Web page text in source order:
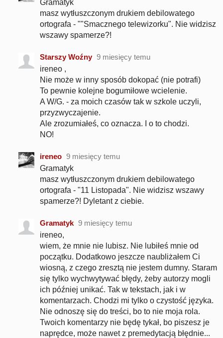
Gramatyk
masz wytłuszczonym drukiem debilowatego
ortografa - ""Smacznego telewizorku". Nie widzisz
wszawy spamerze?!
Starszy Woźny 9 miesięcy temu
ireneo ,
Nie może w inny sposób dokopać (nie potrafi)
To pewnie kolejne bogumiłowe wcielenie.
A W/G. - za moich czasów tak w szkole uczyli,
przyzwyczajenie.
Ale zrozumiałeś, co oznacza. I o to chodzi.
NO!
ireneo 9 miesięcy temu
Gramatyk
masz wytłuszczonym drukiem debilowatego
ortografa - "11 Listopada". Nie widzisz wszawy
spamerze?! Dyletant z ciebie.
Gramatyk 9 miesięcy temu
ireneo,
wiem, że mnie nie lubisz. Nie lubiłeś mnie od
początku. Dodatkowo jeszcze naubliżałem Ci
wiosną, z czego zresztą nie jestem dumny. Staram
się tylko wychwytywać błędy, żeby autorzy mogli
ich później unikać. Tak w tekstach, jak i w
komentarzach. Chodzi mi tylko o czystość języka.
Nie odnoszę się do treści, bo to nie moja rola.
Twoich komentarzy nie będę tykał, bo piszesz je
naprędce, może nawet z premedytacją błędnie...